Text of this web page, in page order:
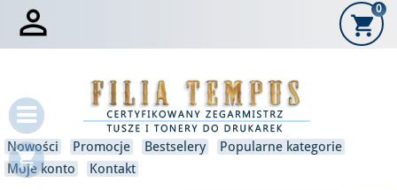

shopping_cart
shopping_cart
0
Nowości Promocje Bestselery
Popularne kategorie
Moje konto
Kontakt
Zaloguj się ×
Musisz być zalogowany, aby zapisać produkty na swojej liście
Anulować